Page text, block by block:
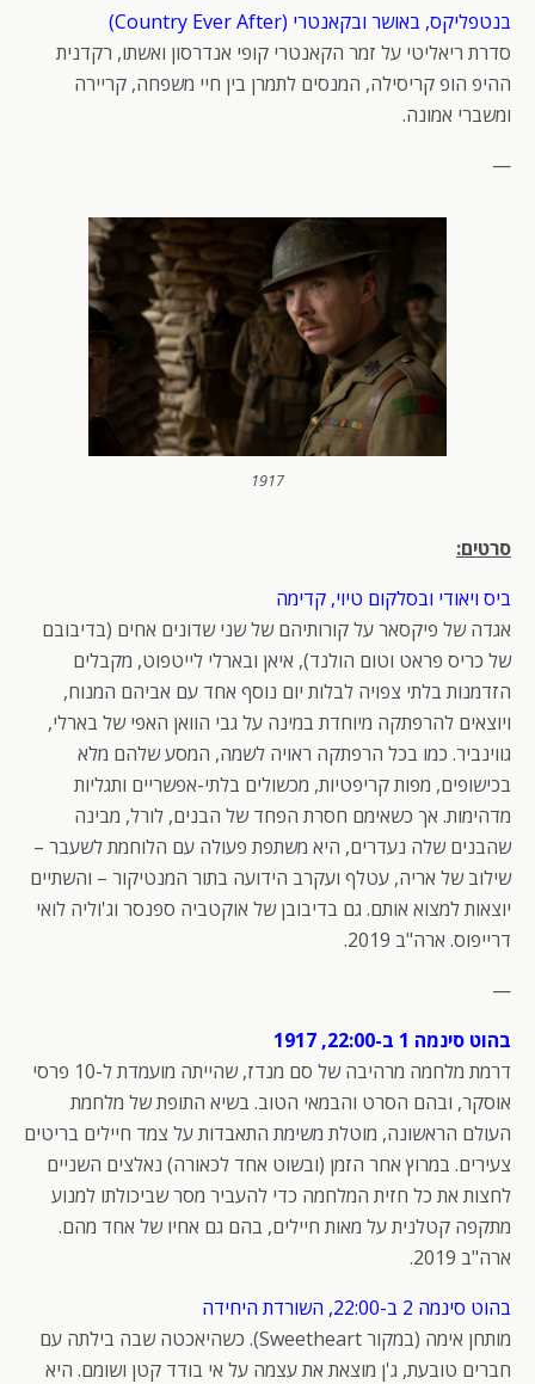
בנטפליקס, באושר ובקאנטרי (Country Ever After)
סדרת ריאליטי על זמר הקאנטרי קופי אנדרסון ואשתו, רקדנית
ההיפ הופ קריסילה, המנסים לתמרן בין חיי משפחה, קריירה
ומשברי אמונה.
—
1917
סרטים:
ביס ויאודי ובסלקום טיוי, קדימה
אגדה של פיקסאר על קורותיהם של שני שדונים אחים (בדיבובם
של כריס פראט וטום הולנד), איאן ובארלי לייטפוט, מקבלים
הזדמנות בלתי צפויה לבלות יום נוסף אחד עם אביהם המנוח,
ויוצאים להרפתקה מיוחדת במינה על גבי הוואן האפי של בארלי,
גווינביר. כמו בכל הרפתקה ראויה לשמה, המסע שלהם מלא
בכישופים, מפות קריפטיות, מכשולים בלתי-אפשריים ותגליות
מדהימות. אך כשאימם חסרת הפחד של הבנים, לורל, מבינה
שהבנים שלה נעדרים, היא משתפת פעולה עם הלוחמת לשעבר –
שילוב של אריה, עטלף ועקרב הידועה בתור המנטיקור – והשתיים
יוצאות למצוא אותם. גם בדיבובן של אוקטביה ספנסר וג'וליה לואי
דרייפוס. ארה"ב 2019.
—
בהוט סינמה 1 ב-22:00, 1917
דרמת מלחמה מרהיבה של סם מנדז, שהייתה מועמדת ל-10 פרסי
אוסקר, ובהם הסרט והבמאי הטוב. בשיא התופת של מלחמת
העולם הראשונה, מוטלת משימת התאבדות על צמד חיילים בריטים
צעירים. במרוץ אחר הזמן (ובשוט אחד לכאורה) נאלצים השניים
לחצות את כל חזית המלחמה כדי להעביר מסר שביכולתו למנוע
מתקפה קטלנית על מאות חיילים, בהם גם אחיו של אחד מהם.
ארה"ב 2019.
בהוט סינמה 2 ב-22:00, השורדת היחידה
מותחן אימה (במקור Sweetheart). כשהיאכטה שבה בילתה עם
חברים טובעת, ג'ן מוצאת את עצמה על אי בודד קטן ושומם. היא